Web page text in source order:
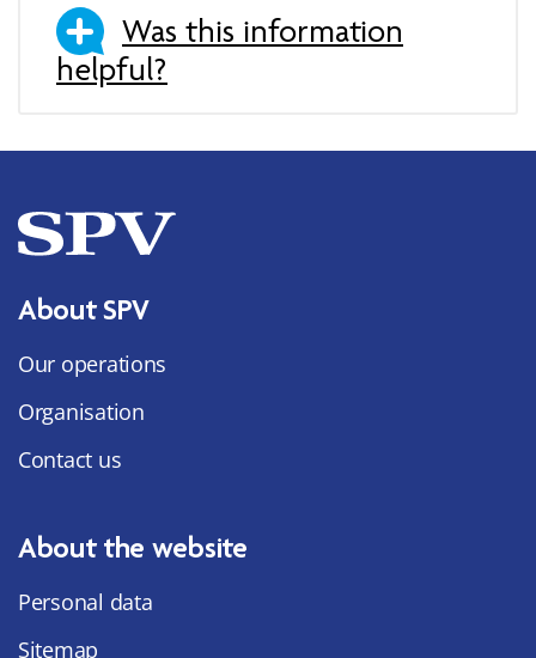
Was this information
helpful?
About SPV
Our operations
Organisation
Contact us
About the website
Personal data
Sitemap